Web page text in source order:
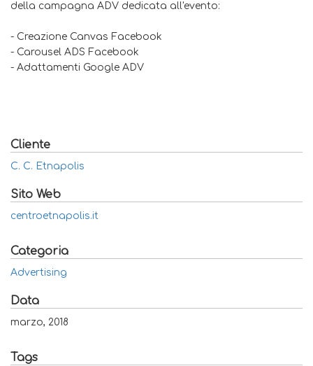
della campagna ADV dedicata all'evento:
- Creazione Canvas Facebook
- Carousel ADS Facebook
- Adattamenti Google ADV
Cliente
C. C. Etnapolis
Sito Web
centroetnapolis.it
Categoria
Advertising
Data
marzo, 2018
Tags